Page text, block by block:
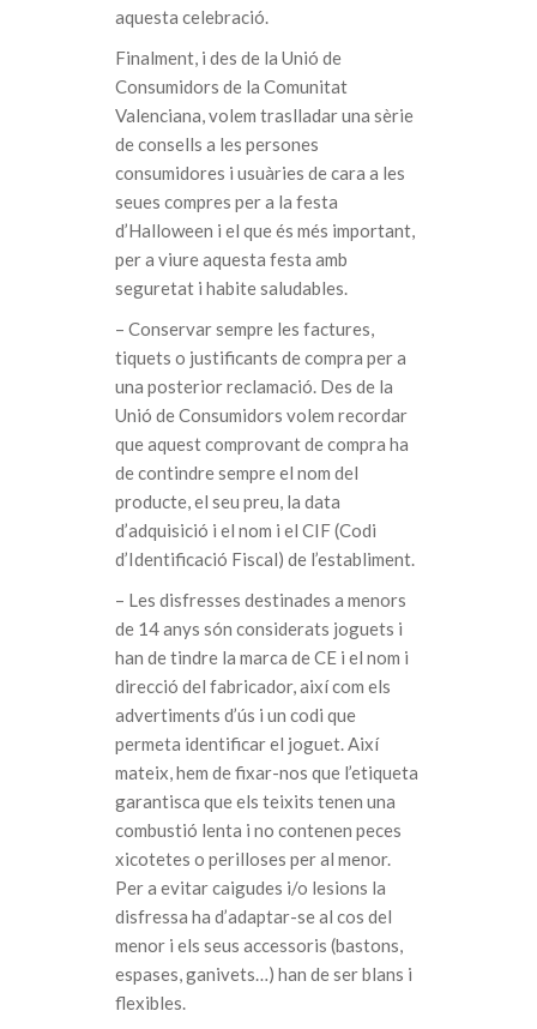
aquesta celebració.
Finalment, i des de la Unió de
Consumidors de la Comunitat
Valenciana, volem traslladar una sèrie
de consells a les persones
consumidores i usuàries de cara a les
seues compres per a la festa
d’Halloween i el que és més important,
per a viure aquesta festa amb
seguretat i habite saludables.
– Conservar sempre les factures,
tiquets o justificants de compra per a
una posterior reclamació. Des de la
Unió de Consumidors volem recordar
que aquest comprovant de compra ha
de contindre sempre el nom del
producte, el seu preu, la data
d’adquisició i el nom i el CIF (Codi
d’Identificació Fiscal) de l’establiment.
– Les disfresses destinades a menors
de 14 anys són considerats joguets i
han de tindre la marca de CE i el nom i
direcció del fabricador, així com els
advertiments d’ús i un codi que
permeta identificar el joguet. Així
mateix, hem de fixar-nos que l’etiqueta
garantisca que els teixits tenen una
combustió lenta i no contenen peces
xicotetes o perilloses per al menor.
Per a evitar caigudes i/o lesions la
disfressa ha d’adaptar-se al cos del
menor i els seus accessoris (bastons,
espases, ganivets…) han de ser blans i
flexibles.